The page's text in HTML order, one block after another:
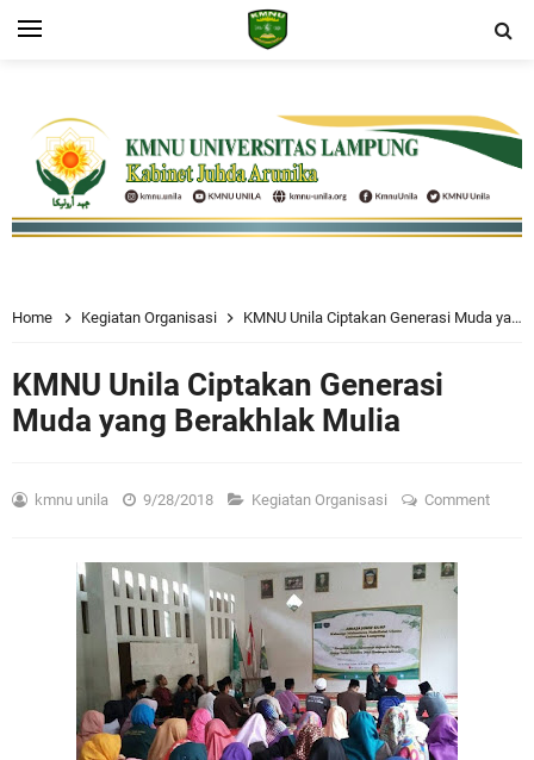
Home Kegiatan Organisasi KMNU Unila Ciptakan Generasi Muda yang Berakhlak Mulia
KMNU Unila Ciptakan Generasi
Muda yang Berakhlak Mulia
kmnu unila 9/28/2018 Kegiatan Organisasi Comment